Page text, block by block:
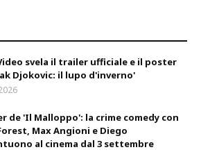
svela il trailer ufficiale e il poster
Djokovic: il lupo d'inverno'
de 'Il Malloppo': la crime comedy con
Max Angioni e Diego
al cinema dal 3 settembre